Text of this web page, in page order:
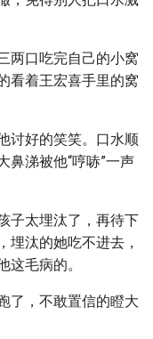
两口吃完自己的小窝
看着王宏喜手里的窝
讨好的笑笑。口水顺
鼻涕被他“哼哧”一声
子太埋汰了，再待下
埋汰的她吃不进去，
毛病的。
了，不敢置信的瞪大